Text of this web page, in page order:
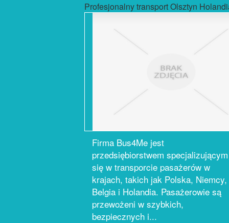
Profesjonalny transport Olsztyn
Firma Bus4Me jest
przedsiębiorstwem specjalizującym
się w transporcie pasażerów w
krajach, takich jak Polska, Niemcy,
Belgia i Holandia. Pasażerowie są
przewożeni w szybkich,
bezpiecznych i...